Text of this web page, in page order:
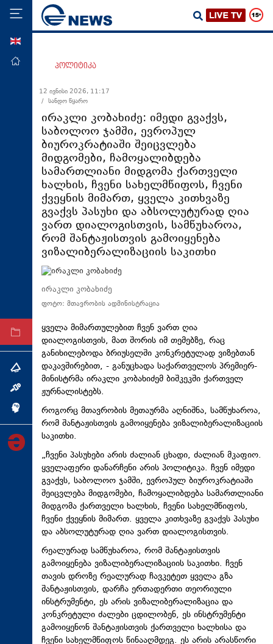
მთავარი
ეკონომიკა
მსოფლიო
ჯანდაცვა
საზოგადოება
სამართალი
თავდაცვა
რეგიონი
კულტურა
ტაბლოიდი
არქივი
თემა
ინტერვიუ
ინქვიზიცია
პოლიტიკა
12 ივნისი 2026, 11:17
/ სანდო წყარო
ირაკლი კობახიძე: იმედი გვაქვს,
საბოლოო ჯამში, ევროპულ
ბიუროკრატიაში შეიცვლება
მიდგომები, ჩამოყალიბდება
სამართლიანი მიდგომა ქართველი
ხალხის, ჩვენი სახელმწიფოს, ჩვენი
ქვეყნის მიმართ, ყველა კითხვაზე
გვაქვს პასუხი და აბსოლუტურად ღია
ვართ დიალოგისთვის, სამწუხაროა,
რომ შანტაჟისთვის გამოიყენება
ვიზალიბერალიზაციის საკითხი
ირაკლი კობახიძე
ფოტო: მთავრობის ადმინისტრაცია
ყველა მიმართულებით ჩვენ ვართ ღია
დიალოგისთვის, მათ შორის იმ თემებზე, რაც
განიხილებოდა ბრიუსელში კონკრეტულად ვიზებთან
დაკავშირებით, - განუცხადა საქართველოს პრემიერ-
მინისტრმა ირაკლი კობახიძემ ბიშკეკში ქართველ
ჟურნალისტებს.
როგორც მთავრობის მეთაურმა აღნიშნა, სამწუხაროა,
რომ შანტაჟისთვის გამოიყენება ვიზალიბერალიზაციის
საკითხი.
„ჩვენი პასუხები არის ძალიან ცხადი, ძალიან მკაფიო.
ყველაფერი დანარჩენი არის პოლიტიკა. ჩვენ იმედი
გვაქვს, საბოლოო ჯამში, ევროპულ ბიუროკრატიაში
შეიცვლება მიდგომები, ჩამოყალიბდება სამართლიანი
მიდგომა ქართველი ხალხის, ჩვენი სახელმწიფოს,
ჩვენი ქვეყნის მიმართ. ყველა კითხვაზე გვაქვს პასუხი
და აბსოლუტურად ღია ვართ დიალოგისთვის.
რეალურად სამწუხაროა, რომ შანტაჟისთვის
გამოიყენება ვიზალიბერალიზაციის საკითხი. ჩვენ
თავის დროზე რეალურად ჩავკეტეთ ყველა გზა
შანტაჟისთვის, დარჩა ერთადერთი თეორიული
ინსტრუმენტი, ეს არის ვიზალიბერალიზაცია და
კონკრეტული ძალები ცდილობენ, ეს ინსტრუმენტი
გამოიყენონ შანტაჟისთვის ქართველი ხალხისა და
ჩვენი სახელმწიფოს წინააღმდეგ. ეს არის არასწორი